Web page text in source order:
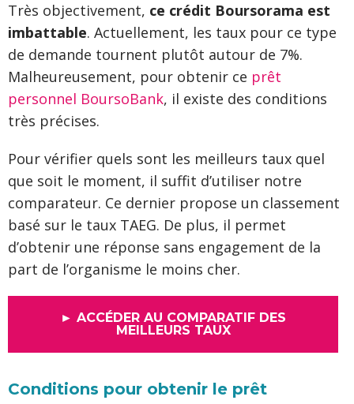
Très objectivement, ce crédit Boursorama est
imbattable. Actuellement, les taux pour ce type
de demande tournent plutôt autour de 7%.
Malheureusement, pour obtenir ce prêt
personnel BoursoBank, il existe des conditions
très précises.
Pour vérifier quels sont les meilleurs taux quel
que soit le moment, il suffit d’utiliser notre
comparateur. Ce dernier propose un classement
basé sur le taux TAEG. De plus, il permet
d’obtenir une réponse sans engagement de la
part de l’organisme le moins cher.
► ACCÉDER AU COMPARATIF DES
MEILLEURS TAUX
Conditions pour obtenir le prêt